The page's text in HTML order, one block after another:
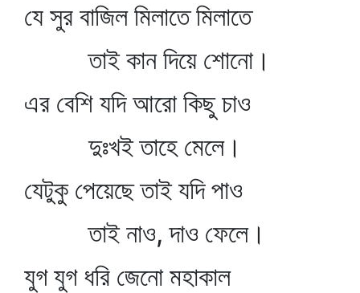
যে সুর বাজিল মিলাতে মিলাতে
তাই কান দিয়ে শোনো।
এর বেশি যদি আরো কিছু চাও
দুঃখই তাহে মেলে।
যেটুকু পেয়েছে তাই যদি পাও
তাই নাও, দাও ফেলে।
যুগ যুগ ধরি জেনো মহাকাল